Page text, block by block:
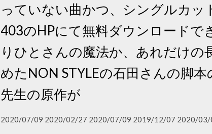
っていない曲かつ、シングルカッ
403のHPにて無料ダウンロードで
りひとさんの魔法か、あれだけ
めたNON STYLEの石田さんの脚
先生の原作が
2020/07/09 2020/02/27 2020/07/09 2019/12/07 2020/03/